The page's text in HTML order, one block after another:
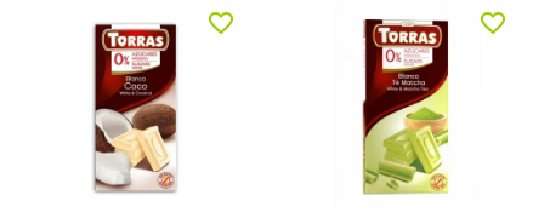
favorite_border favorite_border